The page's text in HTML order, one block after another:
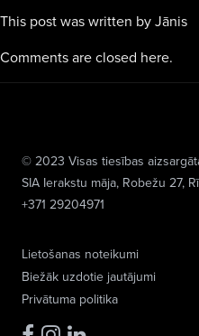
This post was written by Jānis
Comments are closed here.
Lietošanas noteikumi
Biežāk uzdotie jautājumi
Privātuma politika
© 2023 Visas tiesības
SIA Ierakstu māja, Robežu 27,
+371 29204971